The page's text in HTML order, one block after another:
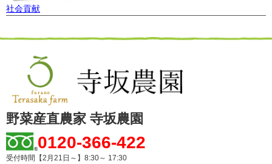
社会貢献
野菜産直農家 寺坂農園
0120-366-422
受付時間【2月21日～】8:30～ 17:30